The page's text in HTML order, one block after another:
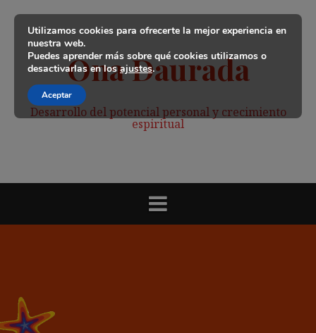
contenido
Ona Daurada
Desarrollo del potencial personal y crecimiento
espiritual
Utilizamos cookies para ofrecerte la mejor experiencia en
nuestra web.
Puedes aprender más sobre qué cookies utilizamos o
desactivarlas en losajustes.
Aceptar